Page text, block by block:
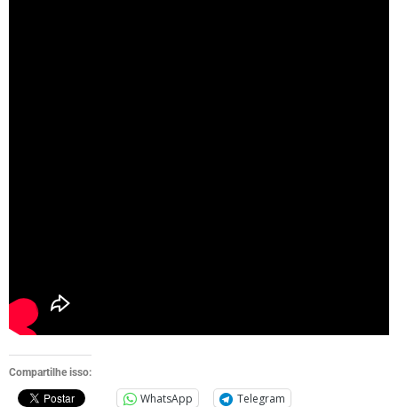
Compartilhe isso:
WhatsApp Telegram